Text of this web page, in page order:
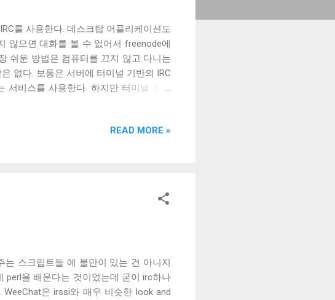
를 사용한다. 데스크탑 어플리케이션도
않으면 대화를 볼 수 없어서 freenode에
쉬운 방법은 컴퓨터를 끄지 않고 다니는
없다. 보통은 서버에 터미널 기반의 IRC
서비스를 사용한다. 하지만 터미널 클라
2개의 접속이 연동되지 않기 때문에 불편
protocol을 사용하면 WeeChat과 완전
로 사용할 수 있다는 장점이 있다. Relay
READ MORE »
스크립트들 에 불만이 있는 건 아니지
perl을 배운다는 것이었는데 굳이 irc하나
은 irssi와 매우 비슷한 look and